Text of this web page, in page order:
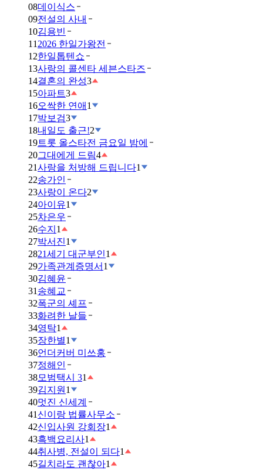
08데이식스
09전설의 사내
10김용빈
11 2026 한일가왕전
12한일톱텐쇼
13사랑의 콜센타 세븐스타즈
14결혼의 완성3
15아파트3
16오싹한 연애 1
17박보검3
18내일도 출근!2
19트롯 올스타전 금요일 밤에
20그대에게 드림4
21사랑을 처방해 드립니다1
22송가인
23사랑이 온다2
24아이유1
25차은우
26수지 1
27박서진1
2821세기 대군부인1
29가족관계증명서 1
30김혜윤
31 송혜교
32폭군의 셰프
33화려한 날들
34영탁1
35장한별1
36언더커버 미쓰홍
37정해인
38모범택시 31
39김지원 1
40멋진 신세계
41 신이랑 법률사무소
42신입사원 강회장1
43흑백요리사1
44취사병, 전설이 되다1
45길치라도 괜찮아1